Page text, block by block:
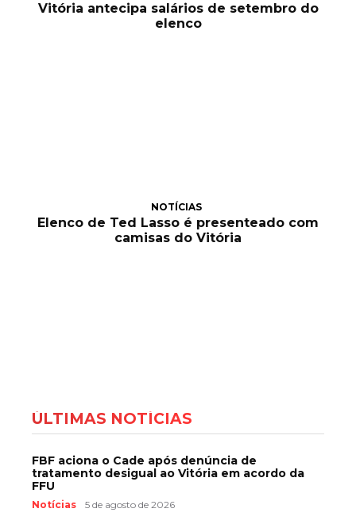
Vitória antecipa salários de setembro do
elenco
NOTÍCIAS
Elenco de Ted Lasso é presenteado com
camisas do Vitória
ÚLTIMAS NOTÍCIAS
FBF aciona o Cade após denúncia de
tratamento desigual ao Vitória em acordo da
FFU
Notícias 5 de agosto de 2026